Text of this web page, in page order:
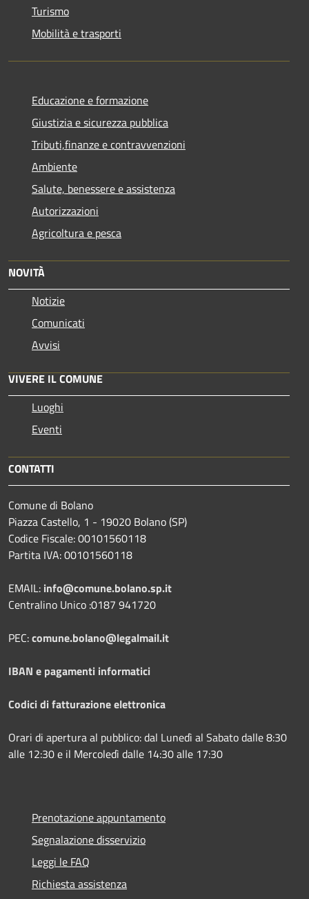
Turismo
Mobilità e trasporti
Educazione e formazione
Giustizia e sicurezza pubblica
Tributi,finanze e contravvenzioni
Ambiente
Salute, benessere e assistenza
Autorizzazioni
Agricoltura e pesca
NOVITÀ
Notizie
Comunicati
Avvisi
VIVERE IL COMUNE
Luoghi
Eventi
CONTATTI
Comune di Bolano
Piazza Castello, 1 - 19020 Bolano (SP)
Codice Fiscale: 00101560118
Partita IVA: 00101560118
EMAIL: info@comune.bolano.sp.it
Centralino Unico :0187 941720
PEC:comune.bolano@legalmail.it
IBAN e pagamenti informatici
Codici di fatturazione elettronica
Orari di apertura al pubblico: dal Lunedì al Sabato dalle 8:30
alle 12:30 e il Mercoledì dalle 14:30 alle 17:30
Prenotazione appuntamento
Segnalazione disservizio
Leggi le FAQ
Richiesta assistenza